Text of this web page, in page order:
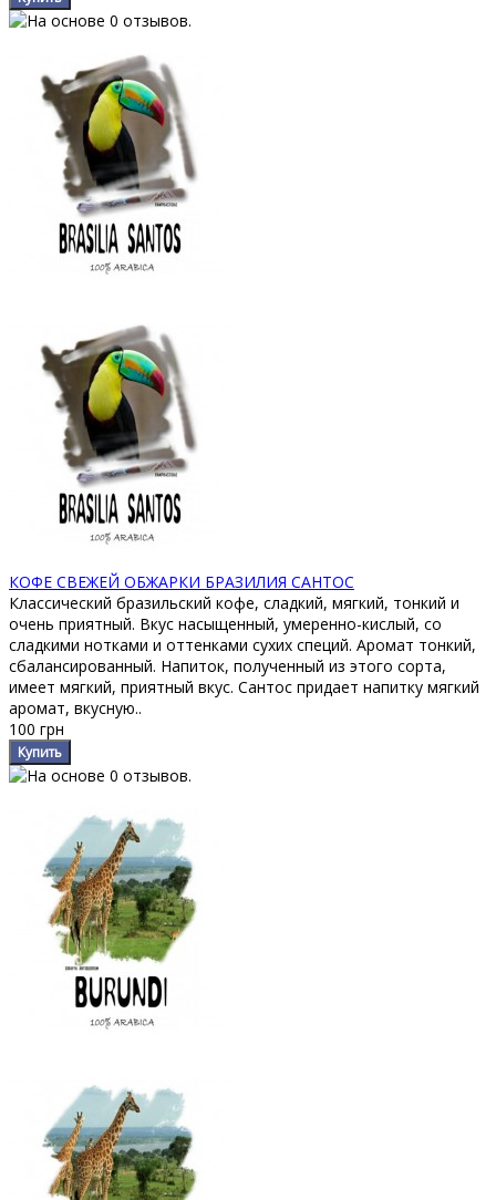
КОФЕ СВЕЖЕЙ ОБЖАРКИ БРАЗИЛИЯ САНТОС
Классический бразильский кофе, сладкий, мягкий, тонкий и
очень приятный. Вкус насыщенный, умеренно-кислый, со
сладкими нотками и оттенками сухих специй. Аромат тонкий,
сбалансированный. Напиток, полученный из этого сорта,
имеет мягкий, приятный вкус. Сантос придает напитку мягкий
аромат, вкусную..
100 грн